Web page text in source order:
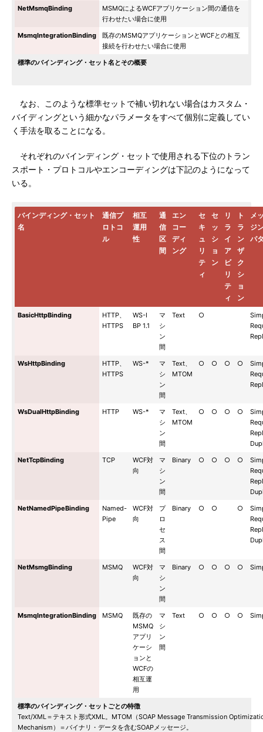
NetMsmqBinding
MSMQによるWCFアプリケーション間の通信を
行わせたい場合に使用
MsmqIntegrationBinding
既存のMSMQアプリケーションとWCFとの相互
接続を行わせたい場合に使用
標準のバインディング・セット名とその概要
なお、このような標準セットで補い切れない場合はカスタム・
バイディングという細かなパラメータをすべて個別に定義してい
く手法を取ることになる。
それぞれのバインディング・セットで使用される下位のトラン
スポート・プロトコルやエンコーディングは下記のようになって
いる。
バインディング・セット
名
通信プ
ロトコ
ル
相互
運用
性
通
信
区
間
エン
コー
ディ
ング
セ
キ
ュ
リ
テ
ィ
セ
ッ
シ
ョ
ン
リ
ラ
イ
ア
ビ
リ
テ
ィ
ト
ラ
ン
ザ
ク
シ
ョ
ン
メ
ジ
パ
BasicHttpBinding
HTTP、
HTTPS
WS-I
BP 1.1
マ
シ
ン
間
Text ○
WsHttpBinding
HTTP、
HTTPS
WS-*
マ
シ
ン
間
Text、
MTOM
○ ○ ○ ○
WsDualHttpBinding HTTP WS-*
マ
シ
ン
間
Text、
MTOM
○ ○ ○ ○
NetTcpBinding
TCP
WCF対
向
マ
シ
ン
間
Binary ○ ○ ○ ○
NetNamedPipeBinding
Named-
Pipe
WCF対
向
プ
ロ
セ
ス
間
Binary ○ ○ ○
NetMsmgBinding MSMQ
WCF対
向
マ
シ
ン
間
Binary ○ ○ ○ ○
MsmqIntegrationBinding MSMQ
既存の
MSMQ
アプリ
ケーシ
ョンと
WCFの
相互運
用
マ
シ
ン
間
Text ○ ○ ○ ○
標準のバインディング・セットごとの特徴
Text/XML＝テキスト形式XML。MTOM（SOAP Message Transmission
Mechanism）＝バイナリ・データを含むSOAPメッセージ。